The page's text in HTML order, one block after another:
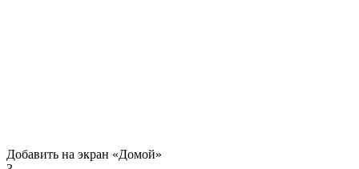
Добавить на экран «Домой»